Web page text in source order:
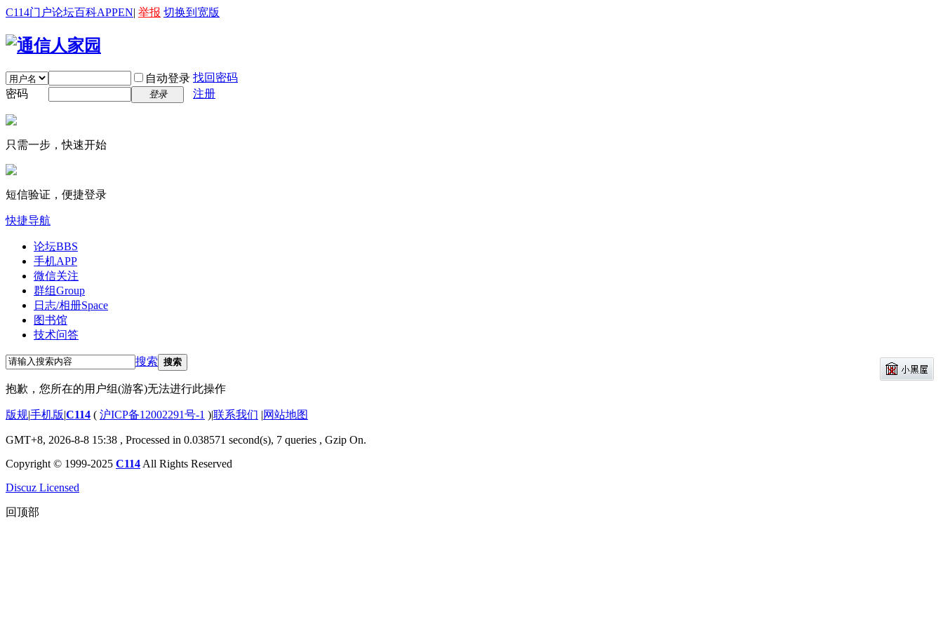
C114门户论坛百科APPEN| 举报 切换到宽版
自动登录 找回密码
密码
登录 注册
只需一步，快速开始
短信验证，便捷登录
快捷导航
论坛BBS
手机APP
微信关注
群组Group
日志/相册Space
图书馆
技术问答
搜索 搜索
抱歉，您所在的用户组(游客)无法进行此操作
版规|手机版|C114 ( 沪ICP备12002291号-1 )|联系我们 |网站地图
GMT+8, 2026-8-8 15:38 , Processed in 0.038571 second(s), 7 queries , Gzip On.
Copyright © 1999-2025 C114 All Rights Reserved
Discuz Licensed
回顶部